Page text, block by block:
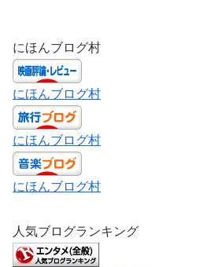
にほんブログ村
にほんブログ村
にほんブログ村
にほんブログ村
人気ブログランキング